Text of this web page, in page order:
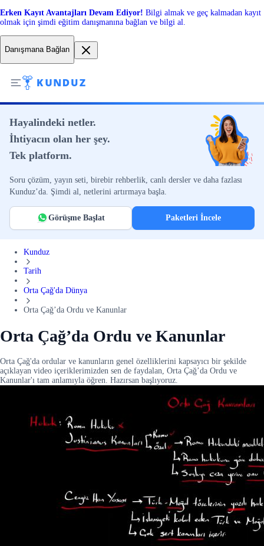
Erken Kayıt Avantajları Devam Ediyor! Bilgi almak ve geç kalmadan kayıt
olmak için şimdi eğitim danışmanına bağlan ve bilgi al.
Danışmana Bağlan
Hayalindeki netler.
İhtiyacın olan her şey.
Tek platform.
Soru çözüm, yayın seti, birebir rehberlik, canlı dersler ve daha fazlası
Kunduz’da. Şimdi al, netlerini artırmaya başla.
Görüşme Başlat Paketleri İncele
Kunduz
Tarih
Orta Çağ'da Dünya
Orta Çağ’da Ordu ve Kanunlar
Orta Çağ’da Ordu ve Kanunlar
Orta Çağ'da ordular ve kanunların genel özelliklerini kapsayıcı bir şekilde
açıklayan video içeriklerimizden sen de faydalan, Orta Çağ’da Ordu ve
Kanunlar'ı tam anlamıyla öğren. Hazırsan başlıyoruz.